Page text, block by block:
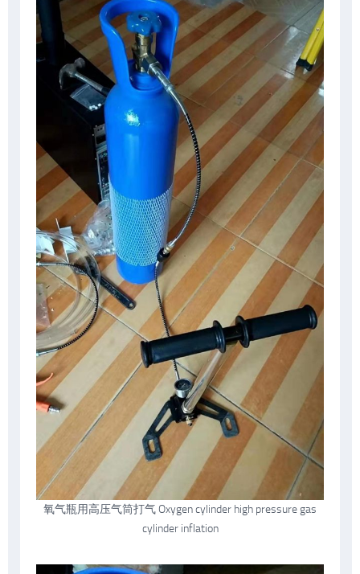
氧气瓶用高压气筒打气 Oxygen cylinder high pressure gas
cylinder inflation